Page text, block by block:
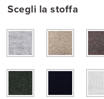
Scegli la stoffa